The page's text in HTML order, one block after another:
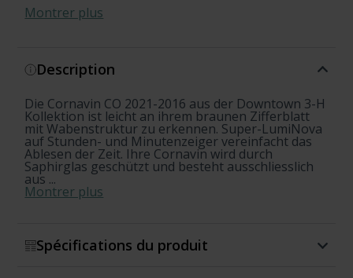
Montrer plus
Description
Die Cornavin CO 2021-2016 aus der Downtown 3-H
Kollektion ist leicht an ihrem braunen Zifferblatt
mit Wabenstruktur zu erkennen. Super-LumiNova
auf Stunden- und Minutenzeiger vereinfacht das
Ablesen der Zeit. Ihre Cornavin wird durch
Saphirglas geschützt und besteht ausschliesslich
aus ...
Montrer plus
Spécifications du produit